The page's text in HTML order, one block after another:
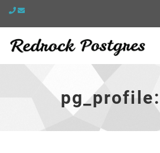
pg_profile: